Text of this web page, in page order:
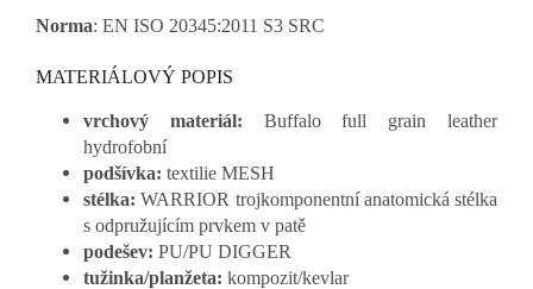
Norma: EN ISO 20345:2011 S3 SRC
MATERIÁLOVÝ POPIS
vrchový materiál: Buffalo full grain leather
hydrofobní
podšívka: textilie MESH
stélka: WARRIOR trojkomponentní anatomická stélka
s odpružujícím prvkem v patě
podešev: PU/PU DIGGER
tužinka/planžeta: kompozit/kevlar